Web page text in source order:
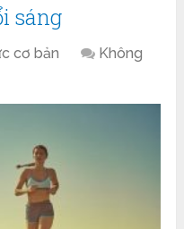
sáng
cơ bản
Không